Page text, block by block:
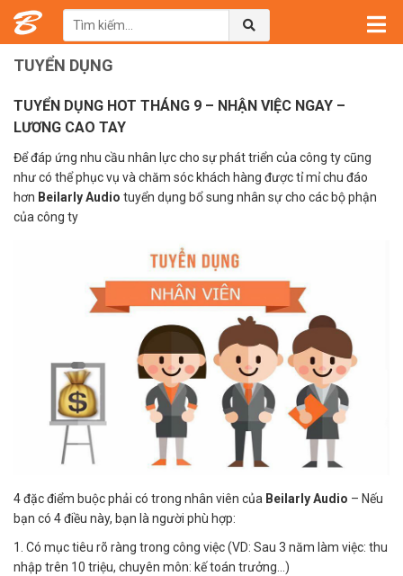
Trang chủ → Tuyển dụng
TUYỂN DỤNG
TUYỂN DỤNG HOT THÁNG 9 – NHẬN VIỆC NGAY –
LƯƠNG CAO TAY
Để đáp ứng nhu cầu nhân lực cho sự phát triển của công ty cũng
như có thể phục vụ và chăm sóc khách hàng được tỉ mỉ chu đáo
hơn Beilarly Audio tuyển dụng bổ sung nhân sự cho các bộ phận
của công ty
4 đặc điểm buộc phải có trong nhân viên của Beilarly Audio – Nếu
bạn có 4 điều này, bạn là người phù hợp:
1. Có mục tiêu rõ ràng trong công việc (VD: Sau 3 năm làm việc: thu
nhập trên 10 triệu, chuyên môn: kế toán trưởng…)